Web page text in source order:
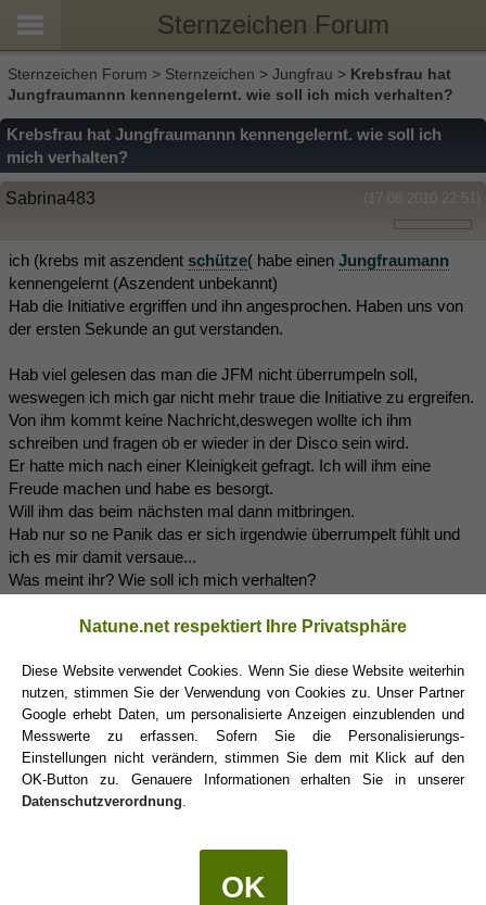
Sternzeichen Forum
Sternzeichen Forum > Sternzeichen > Jungfrau > Krebsfrau hat
Jungfraumannn kennengelernt. wie soll ich mich verhalten?
Krebsfrau hat Jungfraumannn kennengelernt. wie soll ich
mich verhalten?
(17.08.2010 22:51)
Sabrina483
ich (krebs mit aszendent schütze( habe einen Jungfraumann
kennengelernt (Aszendent unbekannt)
Hab die Initiative ergriffen und ihn angesprochen. Haben uns von
der ersten Sekunde an gut verstanden.
Hab viel gelesen das man die JFM nicht überrumpeln soll,
weswegen ich mich gar nicht mehr traue die Initiative zu ergreifen.
Von ihm kommt keine Nachricht,deswegen wollte ich ihm
schreiben und fragen ob er wieder in der Disco sein wird.
Er hatte mich nach einer Kleinigkeit gefragt. Ich will ihm eine
Freude machen und habe es besorgt.
Will ihm das beim nächsten mal dann mitbringen.
Hab nur so ne Panik das er sich irgendwie überrumpelt fühlt und
ich es mir damit versaue...
Was meint ihr? Wie soll ich mich verhalten?
Scorpioheart92
Natune.net respektiert Ihre Privatsphäre
Diese Website verwendet Cookies. Wenn Sie diese Website weiterhin
nutzen, stimmen Sie der Verwendung von Cookies zu. Unser Partner
Google erhebt Daten, um personalisierte Anzeigen einzublenden und
Messwerte zu erfassen. Sofern Sie die Personalisierungs-
Einstellungen nicht verändern, stimmen Sie dem mit Klick auf den
OK-Button zu. Genauere Informationen erhalten Sie in unserer
Datenschutzverordnung.
OK